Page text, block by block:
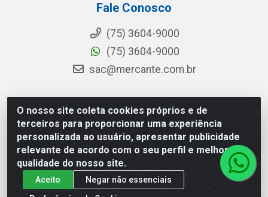
O nosso site coleta cookies próprios e de
terceiros para proporcionar uma experiência
personalizada ao usuário, apresentar publicidade
relevante de acordo com o seu perfil e melhorar a
qualidade do nosso site.
Aceito
Negar não essenciais
Fale Conosco
(75) 3604-9000
(75) 3604-9000
sac@mercante.com.br
Mercante Distribuidora - Rua Mercante, 699 - Aviário,
Feira de Santana/BA - CEP 44.096-218 - CNPJ
96.755.848/0001-08